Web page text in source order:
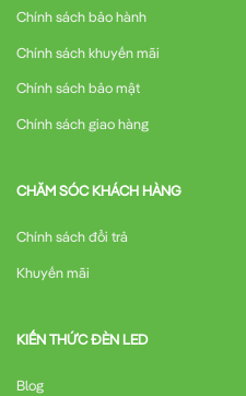
Chính sách bảo hành
Chính sách khuyến mãi
Chính sách bảo mật
Chính sách giao hàng
CHĂM SÓC KHÁCH HÀNG
Chính sách đổi trả
Khuyến mãi
KIẾN THỨC ĐÈN LED
Blog